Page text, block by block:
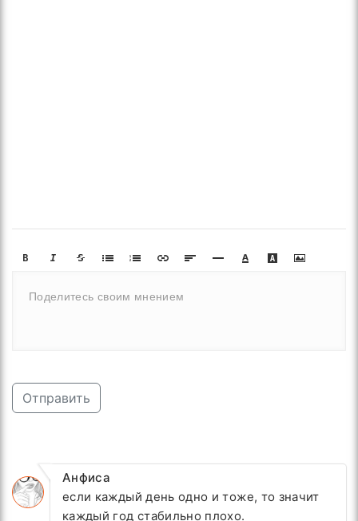
Отправить
Анфиса
если каждый день одно и тоже, то значит
каждый год стабильно плохо.